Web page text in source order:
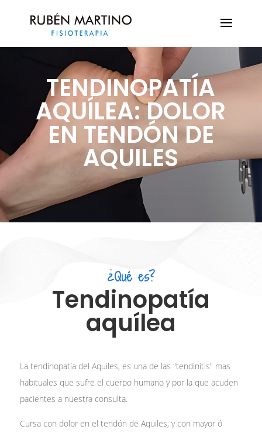
TENDINOPATÍA
AQUÍLEA: DOLOR
EN TENDÓN DE
AQUILES
¿Qué es?
Tendinopatía
aquílea
La tendinopatía del Aquiles, es una de las "tendinitis" mas
habituales que sufre el cuerpo humano y por la que acuden
pacientes a nuestra consulta.
Cursa con dolor en el tendón de Aquiles, y con mayor ó